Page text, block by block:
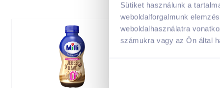
Sütiket használunk a
weboldalforgalmunk
weboldalhasználatra
számukra vagy az Ön által